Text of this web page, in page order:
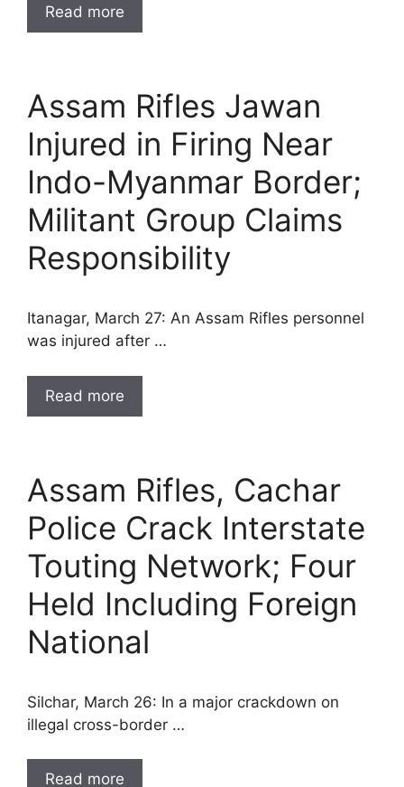
Read more
Assam Rifles Jawan
Injured in Firing Near
Indo-Myanmar Border;
Militant Group Claims
Responsibility
Itanagar, March 27: An Assam Rifles personnel
was injured after …
Read more
Assam Rifles, Cachar
Police Crack Interstate
Touting Network; Four
Held Including Foreign
National
Silchar, March 26: In a major crackdown on
illegal cross-border …
Read more